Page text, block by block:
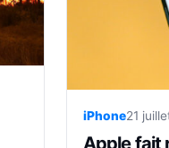
iPhone21
Apple fait